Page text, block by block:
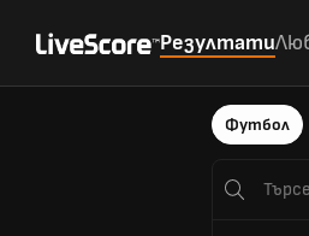
Резултати
Футбол